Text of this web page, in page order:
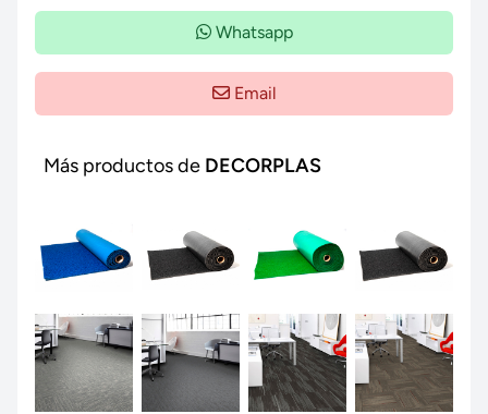
Whatsapp
Email
Más productos de DECORPLAS